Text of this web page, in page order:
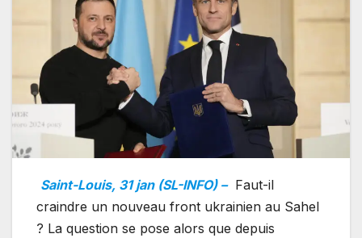
Saint-Louis, 31 jan (SL-INFO) – Faut-il
craindre un nouveau front ukrainien au Sahel
? La question se pose alors que depuis